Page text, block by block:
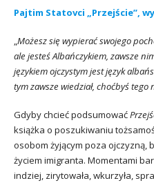
Pajtim Statovci „Przejście”,
„Możesz się wypierać swojego
ale jesteś Albańczykiem, zawsze
językiem ojczystym jest język
tym zawsze wiedział, choćbyś
Gdyby chcieć podsumować
książka o poszukiwaniu
osobom żyjącym poza ojczyzną,
życiem imigranta. Momentami
indziej, zirytowała, wkurzyła,